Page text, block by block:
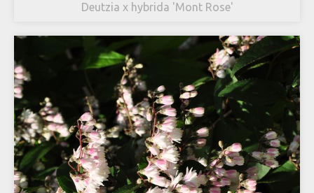
Deutzia x hybrida 'Mont Rose'